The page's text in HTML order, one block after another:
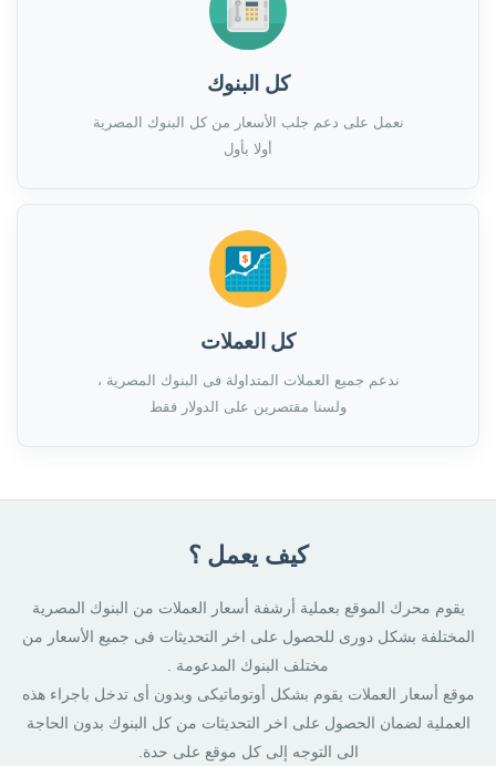
كل البنوك
نعمل على دعم جلب الأسعار من كل البنوك المصرية
أولا بأول
كل العملات
ندعم جميع العملات المتداولة فى البنوك المصرية ،
ولسنا مقتصرين على الدولار فقط
كيف يعمل ؟
يقوم محرك الموقع بعملية أرشفة أسعار العملات من البنوك المصرية
المختلفة بشكل دورى للحصول على اخر التحديثات فى جميع الأسعار من
مختلف البنوك المدعومة .
موقع أسعار العملات يقوم بشكل أوتوماتيكى وبدون أى تدخل باجراء هذه
العملية لضمان الحصول على اخر التحديثات من كل البنوك بدون الحاجة
الى التوجه إلى كل موقع على حدة.